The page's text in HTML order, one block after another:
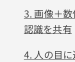
3. 画像＋
認識を共有
4. 人の目